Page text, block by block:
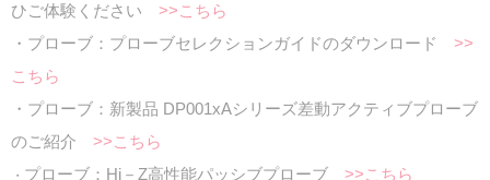
ひご体験ください >>こちら
・プローブ：プローブセレクションガイドのダウンロード >>
こちら
・プローブ：新製品 DP001xAシリーズ差動アクティブプローブ
のご紹介 >>こちら
・ プローブ：Hi－Z高性能パッシブプローブ >>こちら